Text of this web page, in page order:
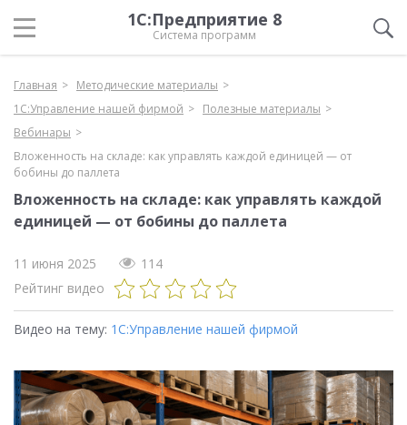
1С:Предприятие 8
Система программ
Главная
Методические материалы
1С:Управление нашей фирмой
Полезные материалы
Вебинары
Вложенность на складе: как управлять каждой единицей — от
бобины до паллета
Вложенность на складе: как управлять каждой
единицей — от бобины до паллета
11 июня 2025
114
Рейтинг видео
Видео на тему: 1С:Управление нашей фирмой